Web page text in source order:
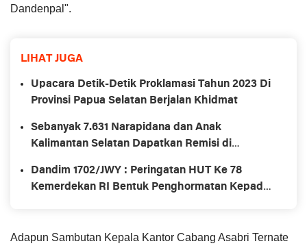
Dandenpal".
LIHAT JUGA
Upacara Detik-Detik Proklamasi Tahun 2023 Di
Provinsi Papua Selatan Berjalan Khidmat
Sebanyak 7.631 Narapidana dan Anak
Kalimantan Selatan Dapatkan Remisi di
Dandim 1702/JWY : Peringatan HUT Ke 78
Kemerdekan RI Bentuk Penghormatan Kepada
Adapun Sambutan Kepala Kantor Cabang Asabri Ternate